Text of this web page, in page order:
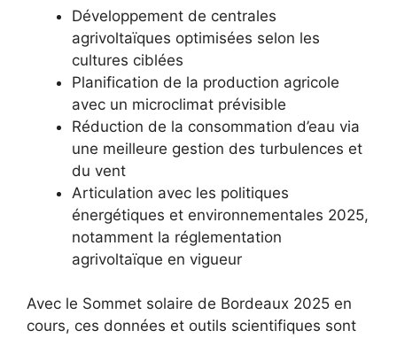
Développement de centrales
agrivoltaïques optimisées selon les
cultures ciblées
Planification de la production agricole
avec un microclimat prévisible
Réduction de la consommation d’eau via
une meilleure gestion des turbulences et
du vent
Articulation avec les politiques
énergétiques et environnementales 2025,
notamment la réglementation
agrivoltaïque en vigueur
Avec le Sommet solaire de Bordeaux 2025 en
cours, ces données et outils scientifiques sont